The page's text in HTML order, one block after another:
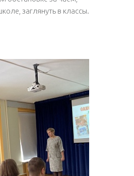
заглянуть в классы.